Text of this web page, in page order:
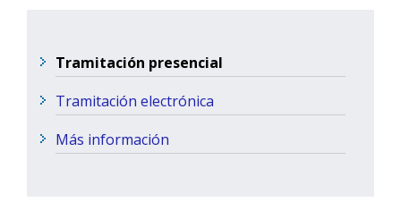
Tramitación presencial
Tramitación electrónica
Más información